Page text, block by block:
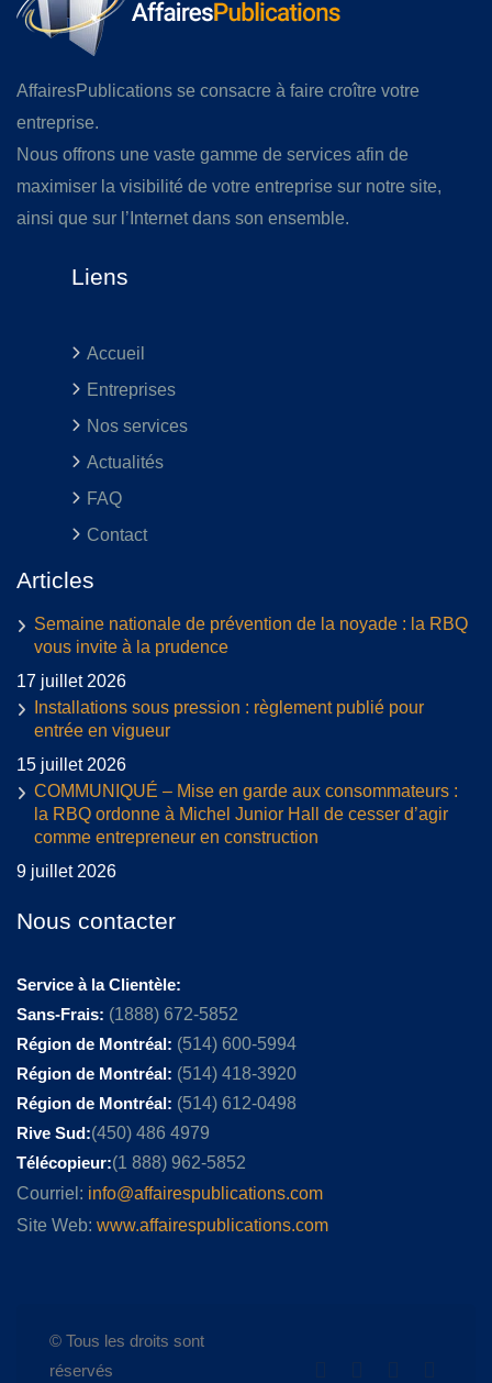
AffairesPublications se consacre à faire croître votre
entreprise.
Nous offrons une vaste gamme de services afin de
maximiser la visibilité de votre entreprise sur notre site,
ainsi que sur l’Internet dans son ensemble.
Liens
Accueil
Entreprises
Nos services
Actualités
FAQ
Contact
Articles
Semaine nationale de prévention de la noyade : la RBQ
vous invite à la prudence
17 juillet 2026
Installations sous pression : règlement publié pour
entrée en vigueur
15 juillet 2026
COMMUNIQUÉ – Mise en garde aux consommateurs :
la RBQ ordonne à Michel Junior Hall de cesser d’agir
comme entrepreneur en construction
9 juillet 2026
Nous contacter
Service à la Clientèle:
Sans-Frais: (1888) 672-5852
Région de Montréal: (514) 600-5994
Région de Montréal: (514) 418-3920
Région de Montréal: (514) 612-0498
Rive Sud:(450) 486 4979
Télécopieur:(1 888) 962-5852
Courriel: info@affairespublications.com
Site Web: www.affairespublications.com
© Tous les droits sont
réservés